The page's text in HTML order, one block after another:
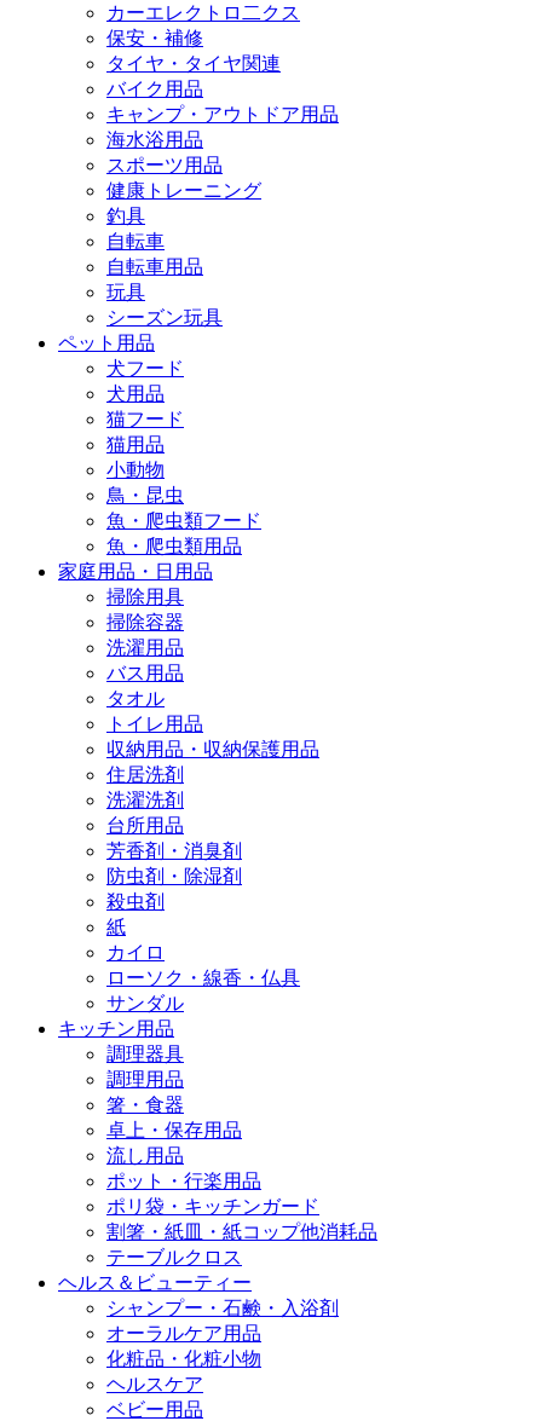
カーエレクトロ二クス
保安・補修
タイヤ・タイヤ関連
バイク用品
キャンプ・アウトドア用品
海水浴用品
スポーツ用品
健康トレーニング
釣具
自転車
自転車用品
玩具
シーズン玩具
ペット用品
犬フード
犬用品
猫フード
猫用品
小動物
鳥・昆虫
魚・爬虫類フード
魚・爬虫類用品
家庭用品・日用品
掃除用具
掃除容器
洗濯用品
バス用品
タオル
トイレ用品
収納用品・収納保護用品
住居洗剤
洗濯洗剤
台所用品
芳香剤・消臭剤
防虫剤・除湿剤
殺虫剤
紙
カイロ
ローソク・線香・仏具
サンダル
キッチン用品
調理器具
調理用品
箸・食器
卓上・保存用品
流し用品
ポット・行楽用品
ポリ袋・キッチンガード
割箸・紙皿・紙コップ他消耗品
テーブルクロス
ヘルス＆ビューティー
シャンプー・石鹸・入浴剤
オーラルケア用品
化粧品・化粧小物
ヘルスケア
ベビー用品